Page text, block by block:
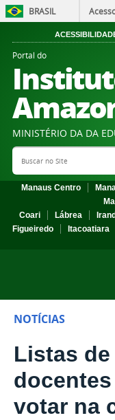
BRASIL
Portal do
MINISTÉRIO DA DA
Search Site
Manaus Centro
Coari
Lábrea
Figueiredo
Itacoatiara
NOTÍCIAS
Listas
votar na